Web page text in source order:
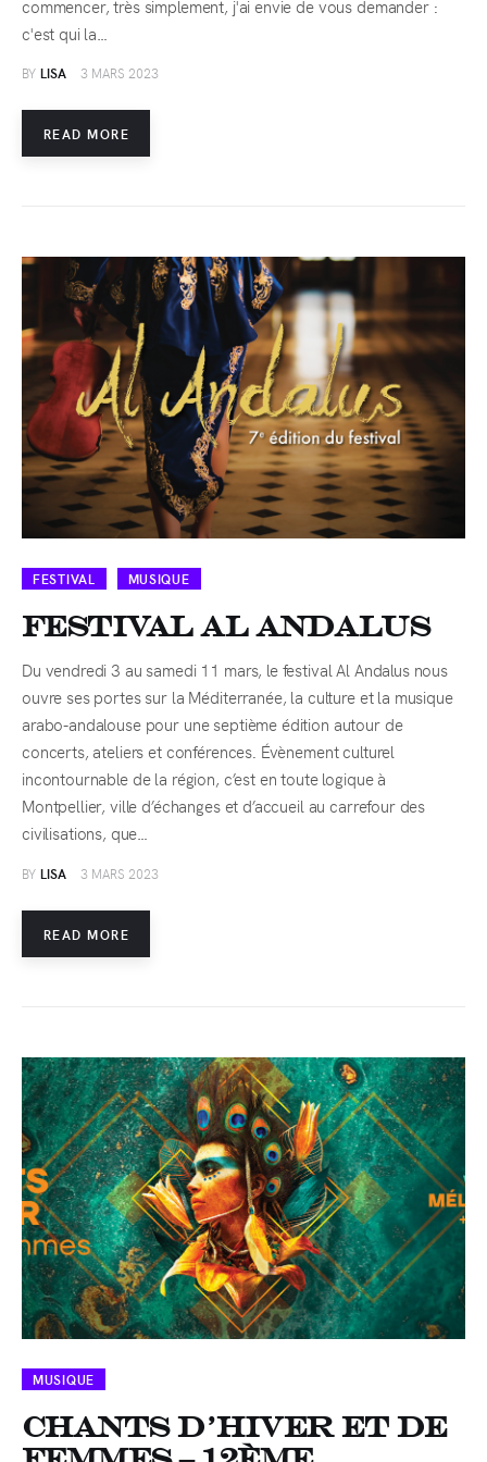
commencer, très simplement, j'ai envie de vous demander :
c'est qui la…
BY LISA 3 MARS 2023
READ MORE
FESTIVAL MUSIQUE
Festival Al Andalus
Du vendredi 3 au samedi 11 mars, le festival Al Andalus nous
ouvre ses portes sur la Méditerranée, la culture et la musique
arabo-andalouse pour une septième édition autour de
concerts, ateliers et conférences. Évènement culturel
incontournable de la région, c’est en toute logique à
Montpellier, ville d’échanges et d’accueil au carrefour des
civilisations, que…
BY LISA 3 MARS 2023
READ MORE
MUSIQUE
Chants d’hiver et de